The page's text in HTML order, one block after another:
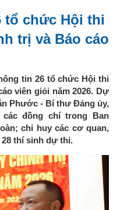
tổ chức Hội thi
trị và Báo cáo
tin 26 tổ chức Hội thi
viên giỏi năm 2026. Dự
Phước - Bí thư Đảng ủy,
đồng chí trong Ban
chỉ huy các cơ quan,
thí sinh dự thi.